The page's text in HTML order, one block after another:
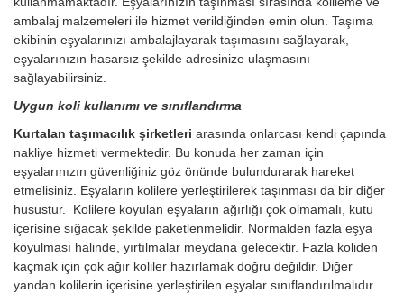
ambalaj malzemeleri ile hizmet verildiğinden emin olun. Taşıma
ekibinin eşyalarınızı ambalajlayarak taşımasını sağlayarak,
eşyalarınızın hasarsız şekilde adresinize ulaşmasını
sağlayabilirsiniz.
Uygun koli kullanımı ve sınıflandırma
Kurtalan taşımacılık şirketleri arasında onlarcası kendi çapında
nakliye hizmeti vermektedir. Bu konuda her zaman için
eşyalarınızın güvenliğiniz göz önünde bulundurarak hareket
etmelisiniz. Eşyaların kolilere yerleştirilerek taşınması da bir diğer
husustur. Kolilere koyulan eşyaların ağırlığı çok olmamalı, kutu
içerisine sığacak şekilde paketlenmelidir. Normalden fazla eşya
koyulması halinde, yırtılmalar meydana gelecektir. Fazla koliden
kaçmak için çok ağır koliler hazırlamak doğru değildir. Diğer
yandan kolilerin içerisine yerleştirilen eşyalar sınıflandırılmalıdır.